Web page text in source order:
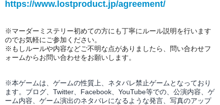
https://www.lostproduct.jp/agreement/
※マーダーミステリー初めての方にも丁寧にルール説明を行います
のでお気軽にご参加ください。
※もしルールや内容などご不明な点がありましたら、問い合わせフ
ォームからお問い合わせをお願いします。
※本ゲームは、ゲームの性質上、ネタバレ禁止ゲームとなっており
ます。ブログ、Twitter、Facebook、YouTube等での、 公演内容、 ゲ
ーム内容、ゲーム演出のネタバレになるような発言、写真のアップ